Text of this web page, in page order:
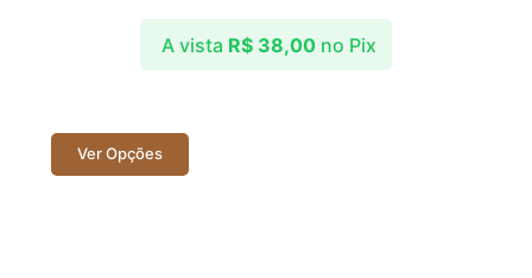
A vista R$38,00 no Pix
Ver Opções